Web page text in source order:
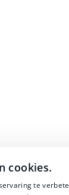
cookies.
te